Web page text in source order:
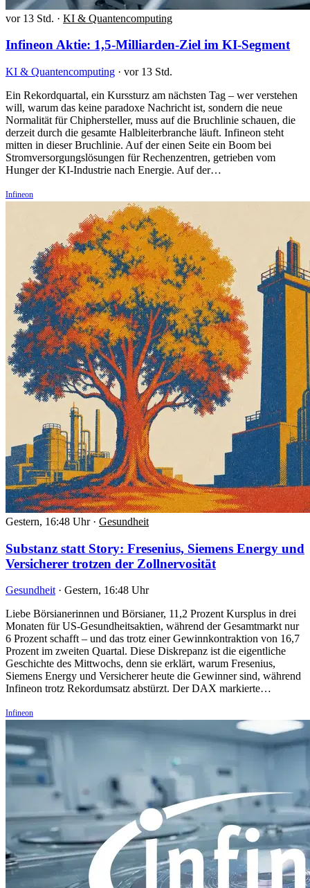
vor 13 Std. · KI & Quantencomputing
Infineon Aktie: 1,5-Milliarden-Ziel im KI-Segment
KI & Quantencomputing · vor 13 Std.
Ein Rekordquartal, ein Kurssturz am nächsten Tag – wer verstehen
will, warum das keine paradoxe Nachricht ist, sondern die neue
Normalität für Chiphersteller, muss auf die Bruchlinie schauen, die
derzeit durch die gesamte Halbleiterbranche läuft. Infineon steht
mitten in dieser Bruchlinie. Auf der einen Seite ein Boom bei
Stromversorgungslösungen für Rechenzentren, getrieben vom
Hunger der KI-Industrie nach Energie. Auf der…
Infineon
Gestern, 16:48 Uhr · Gesundheit
Substanz statt Story: Fresenius, Siemens Energy und
Versicherer trotzen der Zollnervosität
Gesundheit · Gestern, 16:48 Uhr
Liebe Börsianerinnen und Börsianer, 11,2 Prozent Kursplus in drei
Monaten für US-Gesundheitsaktien, während der Gesamtmarkt nur
6 Prozent schafft – und das trotz einer Gewinnkontraktion von 16,7
Prozent im zweiten Quartal. Diese Diskrepanz ist die eigentliche
Geschichte des Mittwochs, denn sie erklärt, warum Fresenius,
Siemens Energy und Versicherer heute die Gewinner sind, während
Infineon trotz Rekordumsatz abstürzt. Der DAX markierte…
Infineon